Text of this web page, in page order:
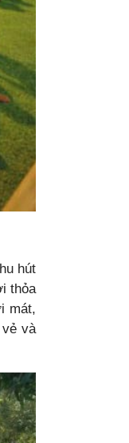
hút
thỏa
mát,
và